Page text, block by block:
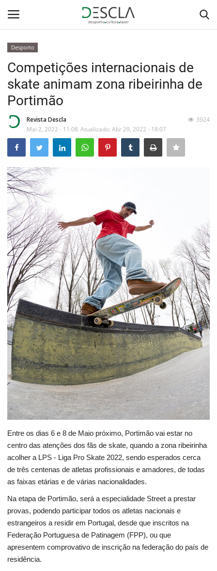
Home
Desporto
Sobre Nós
Educação
Estatuto Editorial
Saúde
Ficha técnica
Cultura
Lazer
Ambiente
Desporto
Competições internacionais de
skate animam zona ribeirinha de
Portimão
Revista Descla
Mai 2, 2022 - 11:08 Atualizado: Abr 29, 2022 - 18:07
3924
Entre os dias 6 e 8 de Maio próximo, Portimão vai estar no
centro das atenções dos fãs de skate, quando a zona ribeirinha
acolher a LPS - Liga Pro Skate 2022, sendo esperados cerca
de três centenas de atletas profissionais e amadores, de todas
as faixas etárias e de várias nacionalidades.
Na etapa de Portimão, será a especialidade Street a prestar
provas, podendo participar todos os atletas nacionais e
estrangeiros a residir em Portugal, desde que inscritos na
Federação Portuguesa de Patinagem (FPP), ou que
apresentem comprovativo de inscrição na federação do país de
residência.